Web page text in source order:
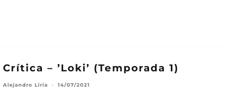
Crítica – ’Loki’ (Temporada 1)
Alejandro Liria · 14/07/2021